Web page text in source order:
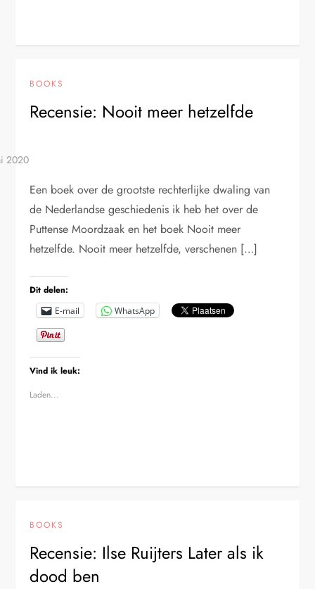
BOOKS
Recensie: Nooit meer hetzelfde
Een boek over de grootste rechterlijke dwaling van
de Nederlandse geschiedenis ik heb het over de
Puttense Moordzaak en het boek Nooit meer
hetzelfde. Nooit meer hetzelfde, verschenen […]
Dit delen:
E-mail WhatsApp
Vind ik leuk:
Laden...
BOOKS
Recensie: Ilse Ruijters Later als ik
dood ben